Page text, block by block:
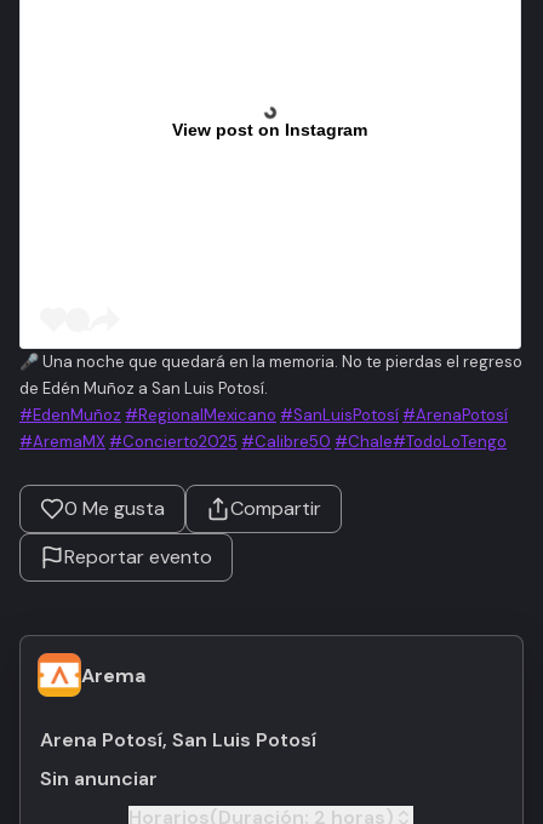
View post on Instagram
🎤Una noche que quedará en la memoria. No te pierdas el regreso
de Edén Muñoz a San Luis Potosí.
#EdenMuñoz #RegionalMexicano #SanLuisPotosí #ArenaPotosí
#AremaMX #Concierto2025 #Calibre50 #Chale#TodoLoTengo
0 Me gusta
Compartir
Reportar evento
Arema
Arena Potosí, San Luis Potosí
Sin anunciar
Horarios(Duración: 2 horas)